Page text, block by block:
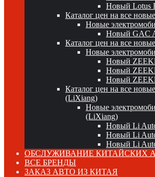
Новый Lotus
Каталог цен на все
Новые
Новый GAC
Каталог цен на все
Новые
Новый
Новый
Новый
Каталог цен на все
(LiXiang)
Новые
(LiXiang)
Новый Li
Новый Li
Новый Li
ОБСЛУЖИВАНИЕ КИТАЙСКИХ
ВСЕ БРЕНДЫ
ЗАКАЗ АВТО ИЗ КИТАЯ